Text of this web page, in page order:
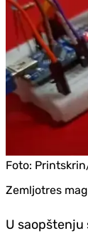
Foto:
Zemljotres
U saopštenju